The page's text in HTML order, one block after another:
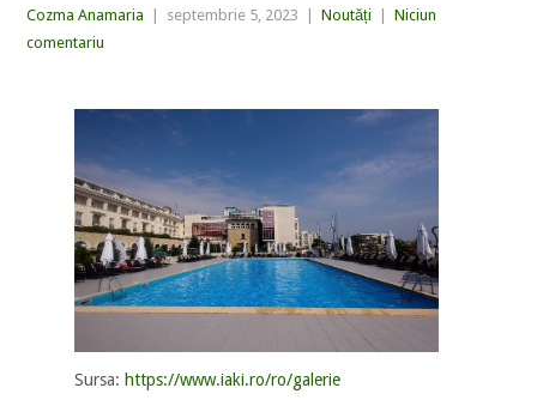
Cozma Anamaria septembrie 5, 2023 Noutăți
Niciun
comentariu
Sursa:https://www.iaki.ro/ro/galerie